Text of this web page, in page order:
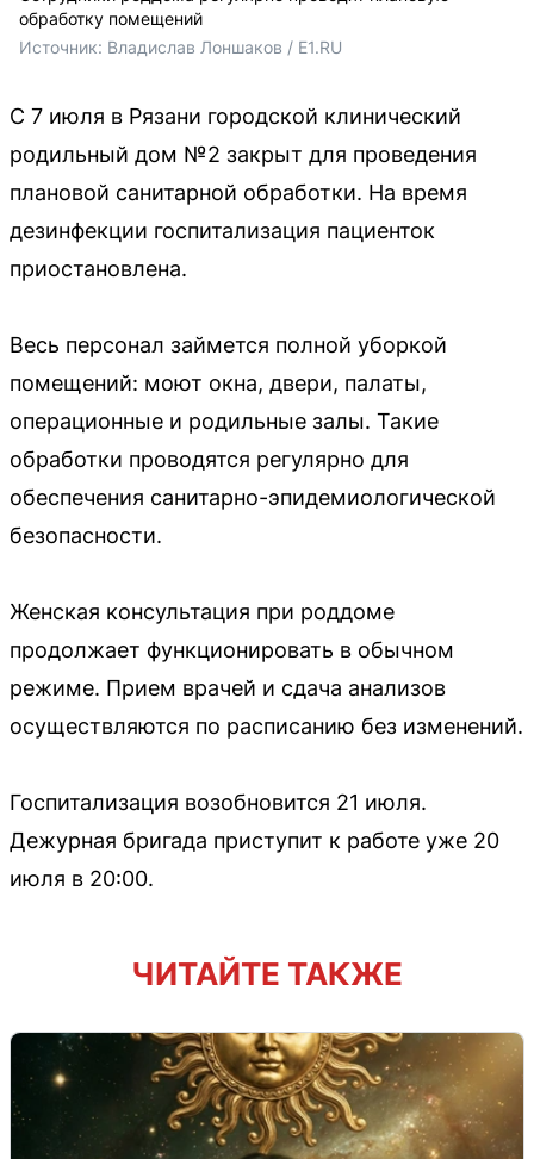
обработку помещений
Источник: Владислав Лоншаков / E1.RU
С 7 июля в Рязани городской клинический
родильный дом №2 закрыт для проведения
плановой санитарной обработки. На время
дезинфекции госпитализация пациенток
приостановлена.
Весь персонал займется полной уборкой
помещений: моют окна, двери, палаты,
операционные и родильные залы. Такие
обработки проводятся регулярно для
обеспечения санитарно-эпидемиологической
безопасности.
Женская консультация при роддоме
продолжает функционировать в обычном
режиме. Прием врачей и сдача анализов
осуществляются по расписанию без изменений.
Госпитализация возобновится 21 июля.
Дежурная бригада приступит к работе уже 20
июля в 20:00.
ЧИТАЙТЕ ТАКЖЕ